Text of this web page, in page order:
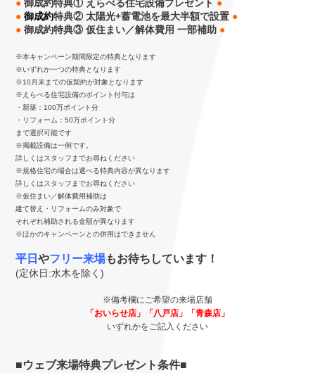
●御成約特典① えらべる住宅設備プレゼント ●
●御成約特典②太陽光+蓄電池を最大半額で設置 ●
●御成約特典③仮住まい／解体費用 一部補助 ●
※本キャンペーン期間限定の特典となります
※いずれか一つの特典となります
※10月末までの仮契約が対象となります
※えらべる住宅設備のポイント付与は
・新築：100万ポイント分
・リフォーム：50万ポイント分
まで選択可能です
※掲載設備は一例です。
詳しくはスタッフまでお尋ねください
※規格住宅の場合は選べる特典内容が異なります
詳しくはスタッフまでお尋ねください
※仮住まい／解体費用補助は
建て替え・リフォームのみ対象で
それぞれ補助される金額が異なります
※ほかのキャンペーンとの併用はできません
平日やフリー来場もお待ちしています！
(定休日:水木を除く)
※備考欄にご希望の来場店舗
「おいらせ店」「八戸店」「青森店」
いずれかをご記入ください
■ウェブ来場特典プレゼント条件■